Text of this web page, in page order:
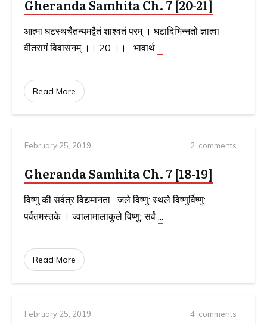
Gheranda Samhita Ch. 7 [20-21]
आत्मा घटस्थचैतन्यमद्वैतं शाश्वतं परम् । घटादिभिन्नतो ज्ञात्वा
वीतरागं विवासनम् ।। 20 ।। भावार्थ ...
Read More
February 25, 2019 2 comments
Gheranda Samhita Ch. 7 [18-19]
विष्णु की सर्वत्र विद्यमानता जले विष्णु: स्थले विष्णुर्विष्णु:
पर्वतमस्तके । ज्वालामालाकुले विष्णु: सर्वं ...
Read More
February 25, 2019 4 comments